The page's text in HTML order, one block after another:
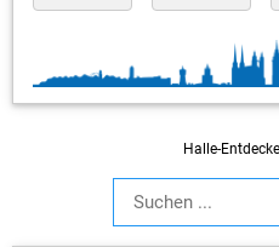
Halle-